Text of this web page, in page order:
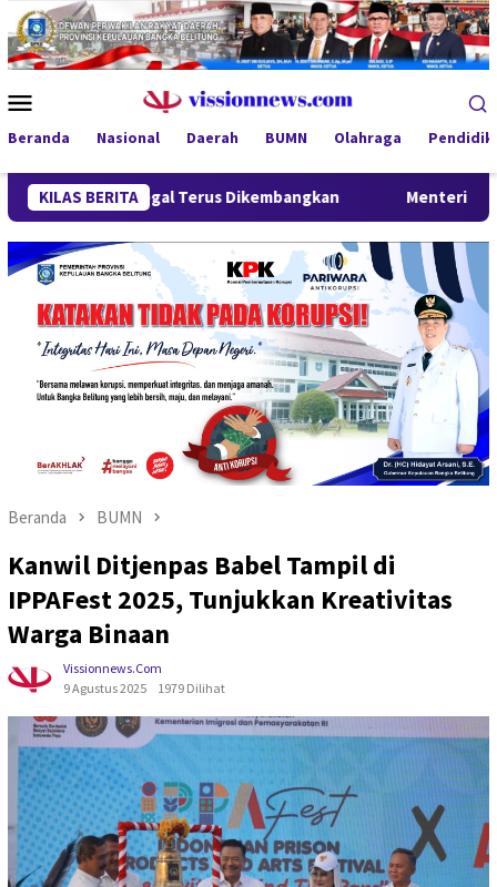
Loncat
ke
konten
Mobile
Beranda Nasional Daerah BUMN Olahraga
KILAS BERITA
Ilegal Terus Dikembangkan Menteri Wihaji Kunjungi
Beranda BUMN
Kanwil Ditjenpas Babel Tampil di
IPPAFest 2025, Tunjukkan Kreativitas
Warga Binaan
Vissionnews.com
9 Agustus 2025
1979 Dilihat